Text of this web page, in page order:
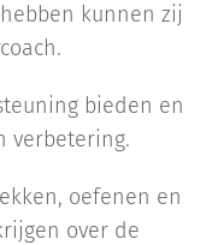
kunnen zij
bieden en
verbetering.
oefenen en
over de